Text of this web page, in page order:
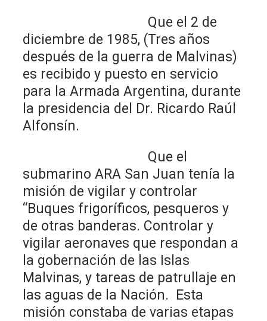
Que el 2 de
diciembre de 1985, (Tres años
después de la guerra de Malvinas)
es recibido y puesto en servicio
para la Armada Argentina, durante
la presidencia del Dr. Ricardo Raúl
Alfonsín.
Que el
submarino ARA San Juan tenía la
misión de vigilar y controlar
“Buques frigoríficos, pesqueros y
de otras banderas. Controlar y
vigilar aeronaves que respondan a
la gobernación de las Islas
Malvinas, y tareas de patrullaje en
las aguas de la Nación. Esta
misión constaba de varias etapas